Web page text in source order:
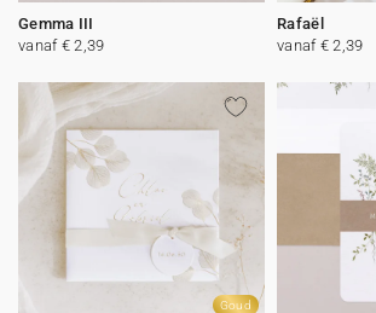
Gemma III
vanaf € 2,39
Rafaël
vanaf € 2,39
Goud